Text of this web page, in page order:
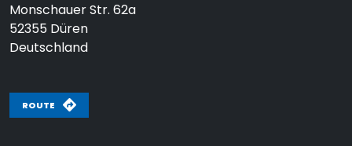
Monschauer Str. 62a
52355 Düren
Deutschland
ROUTE